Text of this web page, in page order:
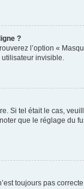
?
l’option «
invisible.
Si tel était le cas,
que le réglage du
toujours pas